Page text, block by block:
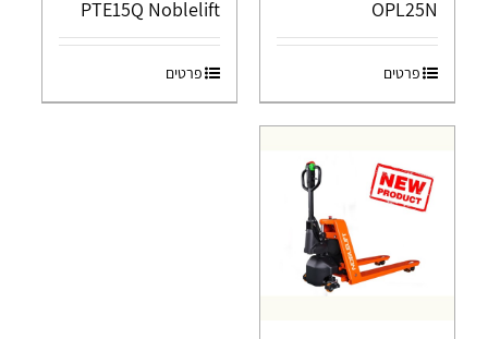
OPL25N
פרטים
PTE15Q Noblelift
פרטים